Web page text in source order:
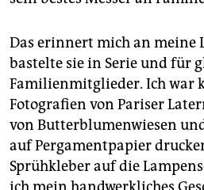
Das erinnert mich an meine
bastelte sie in Serie und für
Familienmitglieder. Ich war
Fotografien von Pariser
von Butterblumenwiesen
auf Pergamentpapier
Sprühkleber auf die